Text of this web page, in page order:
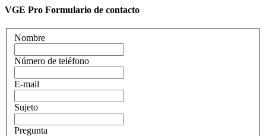
VGE Pro Formulario de contacto
Nombre
Número de teléfono
E-mail
Sujeto
Pregunta